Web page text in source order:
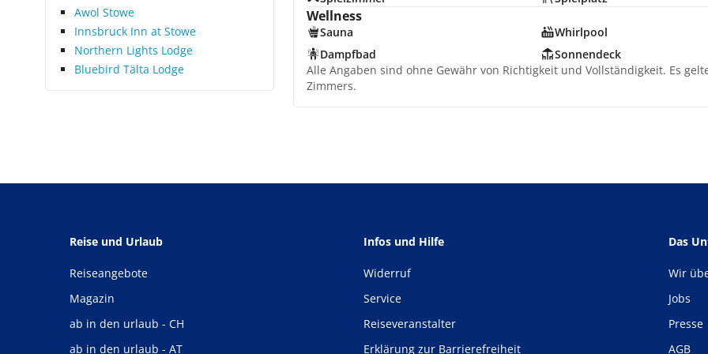
Awol Stowe
Innsbruck Inn at Stowe
Northern Lights Lodge
Bluebird Tälta Lodge
Wellness
Sauna
Whirlpool
Dampfbad
Sonnendeck
Alle Angaben sind ohne Gewähr von Richtigkeit und Vollständigkeit. Es
Zimmers.
Reise und Urlaub
Reiseangebote
Magazin
ab in den urlaub - CH
ab in den urlaub - AT
Infos und Hilfe
Widerruf
Service
Reiseveranstalter
Erklärung zur Barrierefreiheit
Das
Wir
Jobs
Presse
AGB